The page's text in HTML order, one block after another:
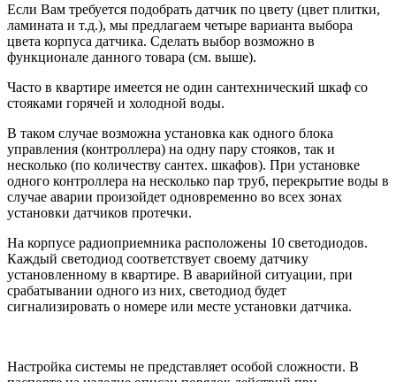
Если Вам требуется подобрать датчик по цвету (цвет плитки,
ламината и т.д.), мы предлагаем четыре варианта выбора
цвета корпуса датчика. Сделать выбор возможно в
функционале данного товара (см. выше).
Часто в квартире имеется не один сантехнический шкаф со
стояками горячей и холодной воды.
В таком случае возможна установка как одного блока
управления (контроллера) на одну пару стояков, так и
несколько (по количеству сантех. шкафов). При установке
одного контроллера на несколько пар труб, перекрытие воды в
случае аварии произойдет одновременно во всех зонах
установки датчиков протечки.
На корпусе радиоприемника расположены 10 светодиодов.
Каждый светодиод соответствует своему датчику
установленному в квартире. В аварийной ситуации, при
срабатывании одного из них, светодиод будет
сигнализировать о номере или месте установки датчика.
Настройка системы не представляет особой сложности. В